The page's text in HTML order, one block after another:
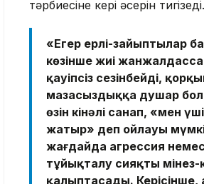
тәрбиесіне кері әсерін тигізеді.
«Егер ерлі-зайыптылар
көзінше жиі
қауіпсіз сезінбейді,
мазасыздыққа душар
өзін кінәлі санап, «мен
жатыр» деп ойлауы
жағдайда агрессия
тұйықталу сияқты
қалыптасады. Керісінше,